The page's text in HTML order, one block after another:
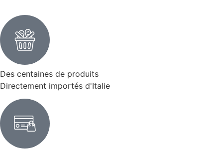
Des centaines de produits
Directement importés d'Italie